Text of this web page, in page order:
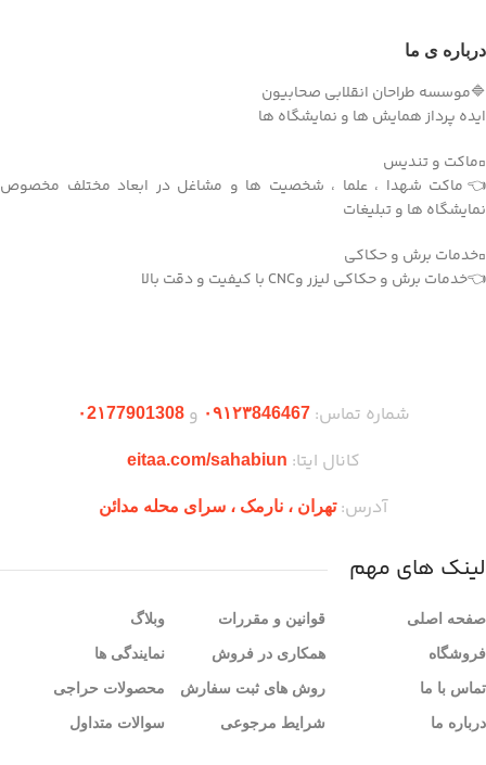
درباره ی ما
🔷موسسه طراحان انقلابی صحابیون
ایده پرداز همایش ها و نمایشگاه ها
▫️ماکت و تندیس
👈ماکت شهدا ، علما ، شخصیت ها و مشاغل در ابعاد مختلف مخصوص
نمایشگاه ها و تبلیغات
▫️خدمات برش و حکاکی
👈خدمات برش و حکاکی لیزر وCNC با کیفیت و دقت بالا
شماره تماس:۰۹۱۲۳846467 و۰2۱77901308
کانال ایتا: eitaa.com/sahabiun
آدرس:تهران ،‌ نارمک ، سرای محله مدائن
لینک های مهم
صفحه اصلی
فروشگاه
تماس با ما
درباره ما
قوانین و مقررات
همکاری در فروش
روش های ثبت سفارش
شرایط مرجوعی
وبلاگ
نمایندگی ها
محصولات حراجی
سوالات متداول